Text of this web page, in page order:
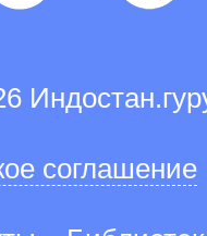
соглашение